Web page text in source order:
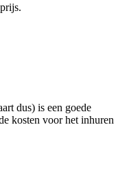
dus) is een goede
kosten voor het inhuren